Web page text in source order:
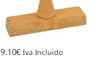
9.10€ Iva Incluido